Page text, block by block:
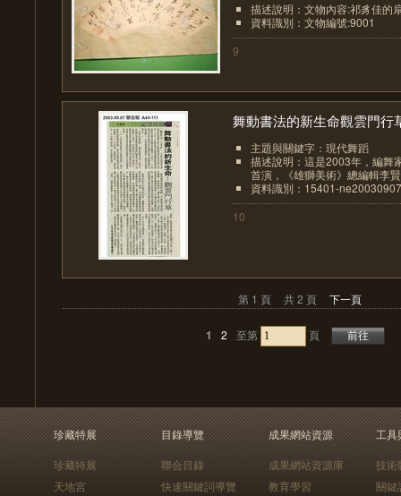
描述說明：文物內容:祁豸佳的
資料識別：文物編號:9001
9
舞動書法的新生命觀雲門行
主題與關鍵字：現代舞蹈
描述說明：這是2003年，編
首演，《雄獅美術》總編輯李
資料識別：15401-
10
第 1 頁 共 2 頁 下一頁
1 2 至第 頁
珍藏特展
珍藏特展
天地宮
目錄導覽
聯合目錄
快速關鍵詞導覽
成果網站資源
成果網站資源庫
教育學習
工具
技術
關鍵